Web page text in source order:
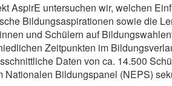
AspirE untersuchen wir, welchen
Bildungsaspirationen sowie die
und Schülern auf
Zeit­punkten im
Daten von ca. 14.500
Nationalen Bildungspanel (NEPS)